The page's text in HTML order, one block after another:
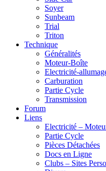
Soyer
Sunbeam
Trial
Triton
Technique
Généralités
Moteur-Boîte
Electricité-
Carburation
Partie Cycle
Transmission
Forum
Liens
Electricité –
Partie Cycle
Pièces Détachées
Docs en Ligne
Clubs – Sites Perso